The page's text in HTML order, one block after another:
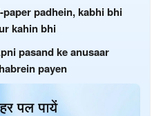
paper padhein, kabhi bhi
kahin bhi
pasand ke anusaar
payen